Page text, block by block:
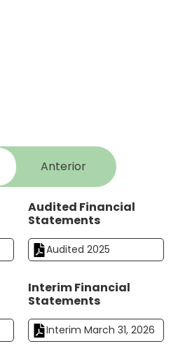
Anterior
Audited Financial
Statements
Audited 2025
Interim Financial
Statements
Interim March 31, 2026